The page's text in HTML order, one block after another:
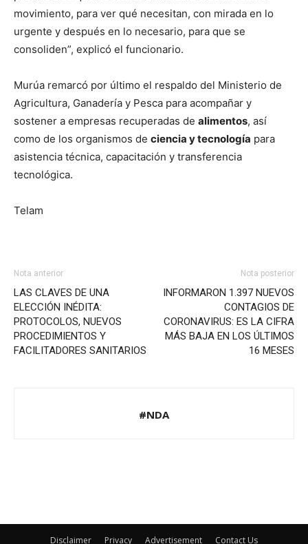
movimiento, para ver qué necesitan, con mirada en lo
urgente y después en lo necesario, para que se
consoliden”, explicó el funcionario.
Murúa remarcó por último el respaldo del Ministerio de
Agricultura, Ganadería y Pesca para acompañar y
sostener a empresas recuperadas de alimentos, así
como de los organismos de ciencia y tecnología para
asistencia técnica, capacitación y transferencia
tecnológica.
Telam
Nota anterior
LAS CLAVES DE UNA
ELECCIÓN INÉDITA:
PROTOCOLOS, NUEVOS
PROCEDIMIENTOS Y
FACILITADORES SANITARIOS
Nota posterior
INFORMARON 1.397 NUEVOS
CONTAGIOS DE
CORONAVIRUS: ES LA CIFRA
MÁS BAJA EN LOS ÚLTIMOS
16 MESES
#NDA
Disclaimer Privacy Advertisement Contact Us